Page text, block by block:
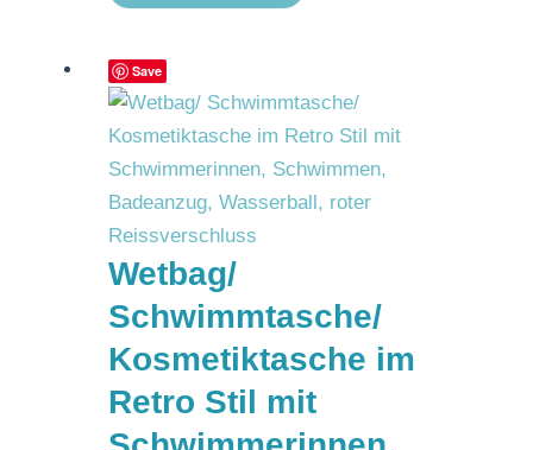
Save
Wetbag/
Schwimmtasche/
Kosmetiktasche im
Retro Stil mit